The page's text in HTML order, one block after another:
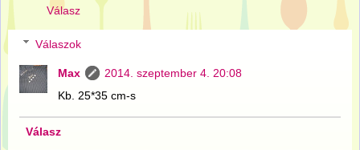
Válasz
Válaszok
Max
2014. szeptember 4. 20:08
Kb. 25*35 cm-s
Válasz